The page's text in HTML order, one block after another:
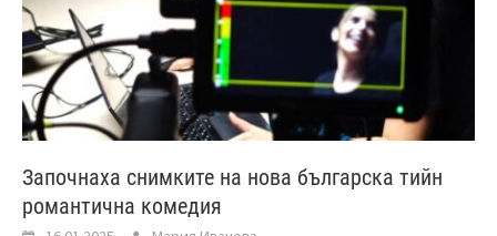
Започнаха снимките на нова българска тийн
романтична комедия